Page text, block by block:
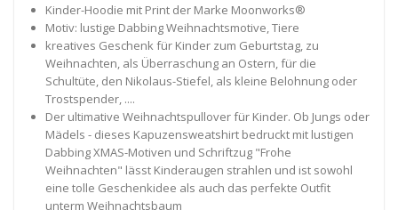
Kinder-Hoodie mit Print der Marke Moonworks®
Motiv: lustige Dabbing Weihnachtsmotive, Tiere
kreatives Geschenk für Kinder zum Geburtstag, zu
Weihnachten, als Überraschung an Ostern, für die
Schultüte, den Nikolaus-Stiefel, als kleine Belohnung oder
Trostspender, ....
Der ultimative Weihnachtspullover für Kinder. Ob Jungs oder
Mädels - dieses Kapuzensweatshirt bedruckt mit lustigen
Dabbing XMAS-Motiven und Schriftzug "Frohe
Weihnachten" lässt Kinderaugen strahlen und ist sowohl
eine tolle Geschenkidee als auch das perfekte Outfit
unterm Weihnachtsbaum